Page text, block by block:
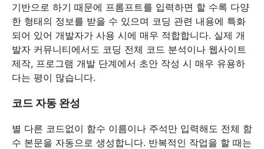
기반으로 하기 때문에 프롬프트를 입력하면 할 수록 다양
한 형태의 정보를 받을 수 있으며 코딩 관련 내용에 특화
되어 있어 개발자가 사용 시에 매우 적합합니다. 실제 개
발자 커뮤니티에서도 코딩 전체 코드 분석이나 웹사이트
제작, 프로그램 개발 단계에서 초안 작성 시 매우 유용하
다는 평이 많습니다.
코드 자동 완성
별 다른 코드없이 함수 이름이나 주석만 입력해도 전체 함
수 본문을 자동으로 생성합니다. 반복적인 작업을 할 때는